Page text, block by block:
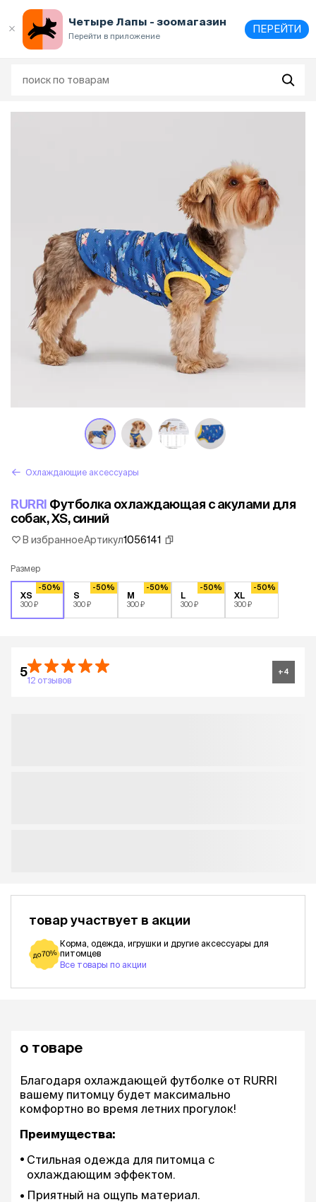
Четыре Лапы - зоомагазин
Перейти в приложение
ПЕРЕЙТИ
Охлаждающие аксессуары
RURRI Футболка охлаждающая с акулами для
собак, XS, синий
В избранноеАртикул1056141
Размер
XS
300 ₽
-50%
S
300 ₽
-50%
M
300 ₽
-50%
L
300 ₽
-50%
XL
300 ₽
-50%
5
12 отзывов
+4
товар участвует в акции
до 70%
Корма, одежда, игрушки и другие аксессуары для
питомцев
Все товары по акции
о товаре
Благодаря охлаждающей футболке от RURRI
вашему питомцу будет максимально
комфортно во время летних прогулок!
Преимущества:
Стильная одежда для питомца с
охлаждающим эффектом.
Приятный на ощупь материал.